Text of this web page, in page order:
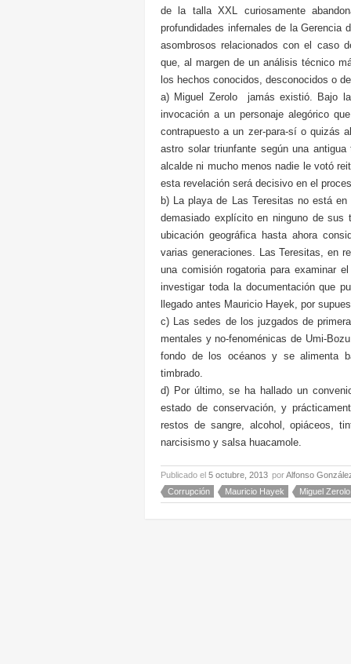
de la talla XXL curiosamente
profundidades infernales de la Gerencia
asombrosos relacionados con el caso
que, al margen de un análisis técnico
los hechos conocidos, desconocidos o
a) Miguel Zerolo jamás existió. Bajo la
invocación a un personaje alegórico
contrapuesto a un zer-para-sí o quizás
astro solar triunfante según una
alcalde ni mucho menos nadie le votó
esta revelación será decisivo en el
b) La playa de Las Teresitas no está
demasiado explícito en ninguno de
ubicación geográfica hasta ahora
varias generaciones. Las Teresitas, en
una comisión rogatoria para examinar
investigar toda la documentación que
llegado antes Mauricio Hayek, por
c) Las sedes de los juzgados de
mentales y no-fenoménicas de Umi-
fondo de los océanos y se alimenta
timbrado.
d) Por último, se ha hallado un
estado de conservación, y
restos de sangre, alcohol, opiáceos,
narcisismo y salsa huacamole.
Publicado el 5 octubre, 2013 porAlfonso
Corrupción
Mauricio Hayek Miguel Zerolo